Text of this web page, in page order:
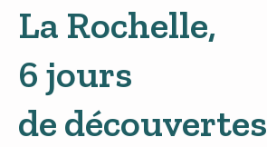
La Rochelle,
6 jours
de découvertes